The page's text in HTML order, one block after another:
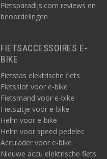
Fietsparadijs.com reviews en
beoordelingen
FIETSACCESSOIRES E-
BIKE
Fietstas elektrische fiets
Fietsslot voor e-bike
Fietsmand voor e-bike
Fietszitje voor e-bike
Helm voor e-bike
Helm voor speed pedelec
Acculader voor e-bike
Nieuwe accu elektrische fiets